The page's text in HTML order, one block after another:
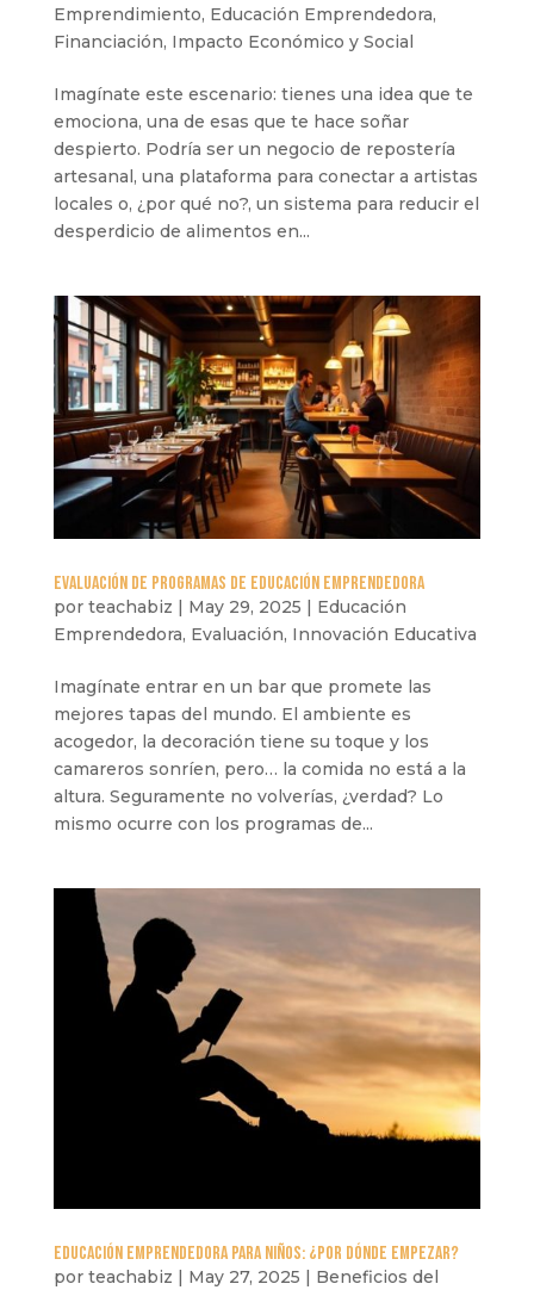
Emprendimiento, Educación Emprendedora,
Financiación, Impacto Económico y Social
Imagínate este escenario: tienes una idea que te
emociona, una de esas que te hace soñar
despierto. Podría ser un negocio de repostería
artesanal, una plataforma para conectar a artistas
locales o, ¿por qué no?, un sistema para reducir el
desperdicio de alimentos en...
Evaluación de programas de Educación Emprendedora
por teachabiz May 29, 2025
Educación
Emprendedora, Evaluación, Innovación Educativa
Imagínate entrar en un bar que promete las
mejores tapas del mundo. El ambiente es
acogedor, la decoración tiene su toque y los
camareros sonríen, pero… la comida no está a la
altura. Seguramente no volverías, ¿verdad? Lo
mismo ocurre con los programas de...
Educación emprendedora para niños: ¿Por dónde empezar?
por teachabiz | May 27, 2025 | Beneficios del